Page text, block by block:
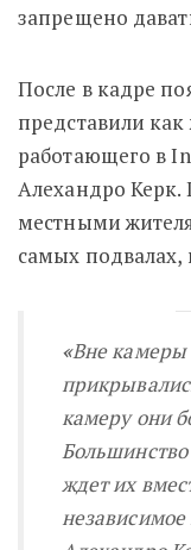
запрещено
После в кадре
представили
работающего в
Алехандро Керк.
местными
самых подвалах,
«Вне камеры
камеру они
Большинство
ждет их
независимое